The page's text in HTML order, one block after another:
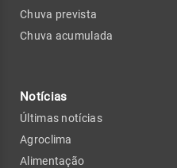
Chuva prevista
Chuva acumulada
Notícias
Últimas notícias
Agroclima
Alimentação